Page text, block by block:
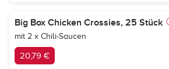
Big Box Chicken Crossies, 25 Stück
mit 2 x Chili-Saucen
20,79 €